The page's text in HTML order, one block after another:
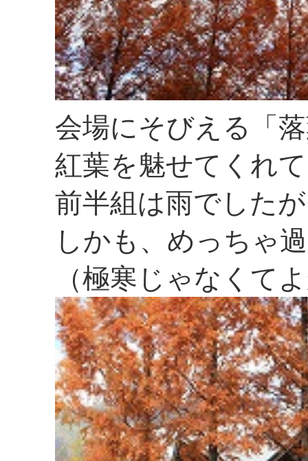
会場にそびえる「
紅葉を魅せてくれ
前半組は雨でした
しかも、めっちゃ
（極寒じゃなくて